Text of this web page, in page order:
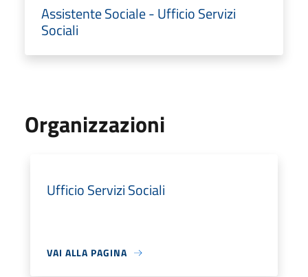
Assistente Sociale - Ufficio Servizi
Sociali
Organizzazioni
Ufficio Servizi Sociali
VAI ALLA PAGINA